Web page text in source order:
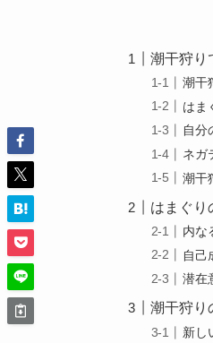
潮干狩り
潮干
はま
自分
ネガ
潮干
はまぐり
内な
自己
潜在
潮干狩り
新し